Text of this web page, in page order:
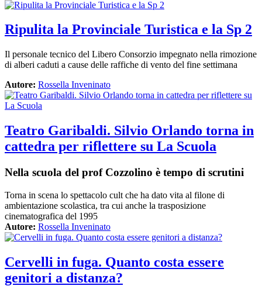
Ripulita la Provinciale Turistica e la Sp 2
Il personale tecnico del Libero Consorzio impegnato nella rimozione
di alberi caduti a cause delle raffiche di vento del fine settimana
Autore: Rossella Inveninato
Teatro Garibaldi. Silvio Orlando torna in
cattedra per riflettere su La Scuola
Nella scuola del prof Cozzolino è tempo di scrutini
Torna in scena lo spettacolo cult che ha dato vita al filone di
ambientazione scolastica, tra cui anche la trasposizione
cinematografica del 1995
Autore: Rossella Inveninato
Cervelli in fuga. Quanto costa essere
genitori a distanza?